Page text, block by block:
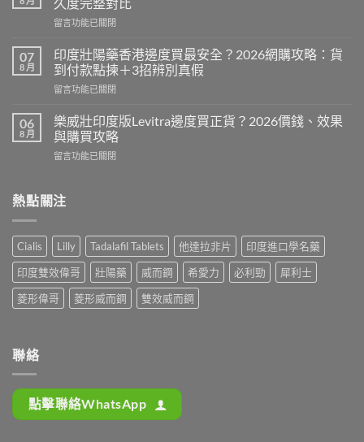
凍
偉
VS
藥
邊
好？
2026
港
攻
Force
果
凍
推
薦）〉
久度完整對比
在
度
威
而
鋼
犀
利
士
邊
2026
價
錢、
持
久
度
完
留言功能已關閉
07
8 月
印度壯陽藥香港邊度買最安全？2026網購攻略：貨
到付款點揀＋3招辨別真假
在
度
壯
陽
藥
邊
最
安
全？
2026
網
購
點
揀
留言功能已關閉
06
8 月
樂威壯印度版Levitra邊度買正貨？2026價錢、效果
與購買攻略
在
壯
印
版
Levitra
邊
度
買
正
果
與
留言功能已關閉
熱點關注
Cialis Lilly Tadalafil Tablets 他達拉非片
印度進口學名藥
印度雙效偉哥
壯陽藥 威而鋼 希愛力 必利勁
犀利士
菱形偉哥
菱形威而鋼 雙效威而鋼
聯絡
點擊聯絡WhatsApp